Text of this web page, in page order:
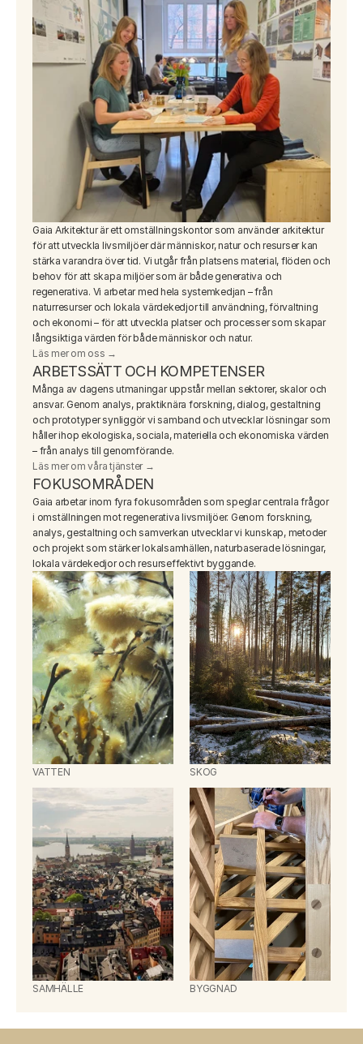
Gaia Arkitektur är ett omställningskontor som använder arkitektur
för att utveckla livsmiljöer där människor, natur och resurser kan
stärka varandra över tid. Vi utgår från platsens material, flöden och
behov för att skapa miljöer som är både generativa och
regenerativa. Vi arbetar med hela systemkedjan – från
naturresurser och lokala värdekedjor till användning, förvaltning
och ekonomi – för att utveckla platser och processer som skapar
långsiktiga värden för både människor och natur.
Läs mer om oss →
ARBETSSÄTT OCH KOMPETENSER
Många av dagens utmaningar uppstår mellan sektorer, skalor och
ansvar. Genom analys, praktiknära forskning, dialog, gestaltning
och prototyper synliggör vi samband och utvecklar lösningar som
håller ihop ekologiska, sociala, materiella och ekonomiska värden
– från analys till genomförande.
Läs mer om våra tjänster →
FOKUSOMRÅDEN
Gaia arbetar inom fyra fokusområden som speglar centrala frågor
i omställningen mot regenerativa livsmiljöer. Genom forskning,
analys, gestaltning och samverkan utvecklar vi kunskap, metoder
och projekt som stärker lokalsamhällen, naturbaserade lösningar,
lokala värdekedjor och resurseffektivt byggande.
VATTEN SKOG
SAMHÄLLE BYGGNAD